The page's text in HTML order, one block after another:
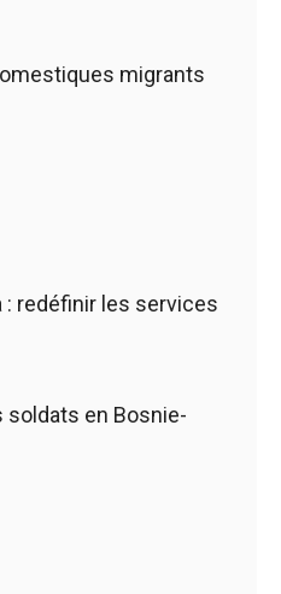
migrants
: redéfinir les services
en Bosnie-